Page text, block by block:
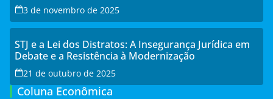
3 de novembro de 2025
STJ e a Lei dos Distratos: A Insegurança Jurídica em
Debate e a Resistência à Modernização
21 de outubro de 2025
Coluna Econômica